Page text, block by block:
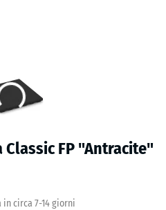
FP "Antracite"
in circa 7-14 giorni